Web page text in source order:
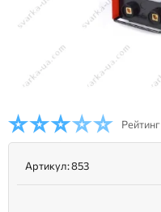
Рейтинг
Артикул:853